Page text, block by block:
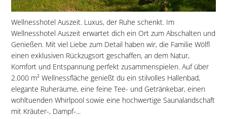
Wellnesshotel Auszeit. Luxus, der Ruhe schenkt. Im
Wellnesshotel Auszeit erwartet dich ein Ort zum Abschalten und
Genießen. Mit viel Liebe zum Detail haben wir, die Familie Wölfl
einen exklusiven Rückzugsort geschaffen, an dem Natur,
Komfort und Entspannung perfekt zusammenspielen. Auf über
2.000 m² Wellnessfläche genießt du ein stilvolles Hallenbad,
elegante Ruheräume, eine feine Tee- und Getränkebar, einen
wohltuenden Whirlpool sowie eine hochwertige Saunalandschaft
mit Kräuter-, Dampf-...